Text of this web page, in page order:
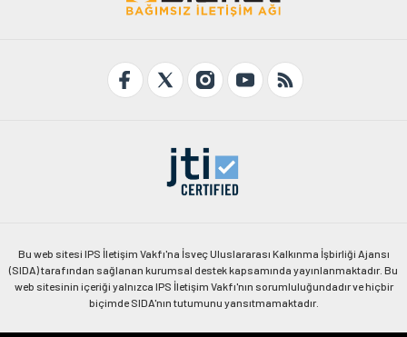
Bu web sitesi IPS İletişim Vakfı'na İsveç Uluslararası Kalkınma İşbirliği Ajansı
(SIDA) tarafından sağlanan kurumsal destek kapsamında yayınlanmaktadır. Bu
web sitesinin içeriği yalnızca IPS İletişim Vakfı'nın sorumluluğundadır ve hiçbir
biçimde SIDA'nın tutumunu yansıtmamaktadır.